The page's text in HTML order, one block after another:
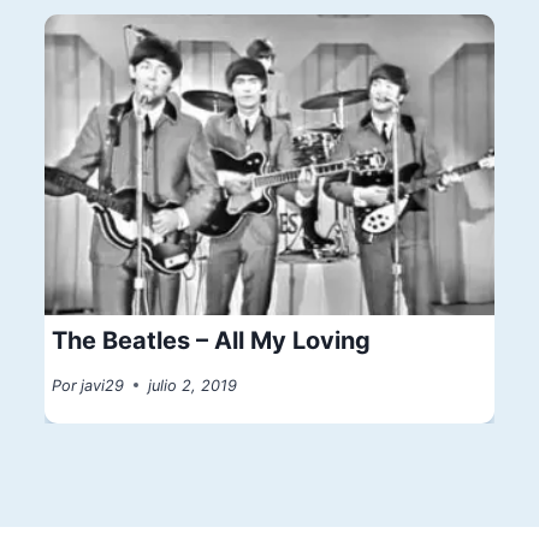
The Beatles – All My Loving
Por javi29 julio 2, 2019